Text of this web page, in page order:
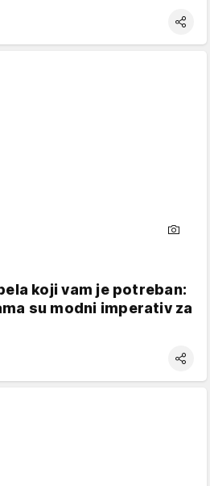
koji vam je potreban:
su modni imperativ za